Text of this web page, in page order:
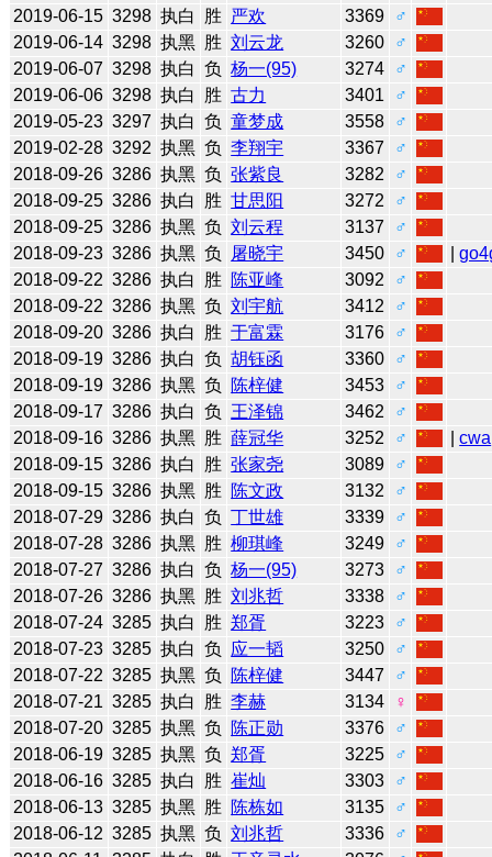
2019-06-15 3298 执白 胜 严欢 3369
♂
2019-06-14 3298 执黑 胜 刘云龙 3260
♂
2019-06-07 3298 执白 负 杨一(95) 3274
♂
2019-06-06 3298 执白 胜 古力 3401
♂
2019-05-23 3297 执白 负 童梦成 3558
♂
2019-02-28 3292 执黑 负 李翔宇 3367
♂
2018-09-26 3286 执黑 负 张紫良 3282
♂
2018-09-25 3286 执白 胜 甘思阳 3272
♂
2018-09-25 3286 执黑 负 刘云程 3137
♂
2018-09-23 3286 执黑 负 屠晓宇 3450 ♂ |
2018-09-22 3286 执白 胜 陈亚峰 3092
♂
2018-09-22 3286 执黑 负 刘宇航 3412
♂
2018-09-20 3286 执白 胜 于富霖 3176
♂
2018-09-19 3286 执白 负 胡钰函 3360
♂
2018-09-19 3286 执黑 负 陈梓健 3453
♂
2018-09-17 3286 执白 负 王泽锦 3462
♂
2018-09-16 3286 执黑 胜 薛冠华 3252 ♂ |cwa
2018-09-15 3286 执白 胜 张家尧 3089
♂
2018-09-15 3286 执黑 胜 陈文政 3132
♂
2018-07-29 3286 执白 负 丁世雄 3339
♂
2018-07-28 3286 执黑 胜 柳琪峰 3249
♂
2018-07-27 3286 执白 负 杨一(95) 3273
♂
2018-07-26 3286 执黑 胜 刘兆哲 3338
♂
2018-07-24 3285 执白 胜 郑胥 3223
♂
2018-07-23 3285 执白 负 应一韬 3250
♂
2018-07-22 3285 执黑 负 陈梓健 3447
♂
2018-07-21 3285 执白 胜 李赫 3134
♀
2018-07-20 3285 执黑 负 陈正勋 3376
♂
2018-06-19 3285 执黑 负 郑胥 3225
♂
2018-06-16 3285 执白 胜 崔灿 3303
♂
2018-06-13 3285 执黑 胜 陈栋如 3135
♂
2018-06-12 3285 执黑 负 刘兆哲 3336
♂